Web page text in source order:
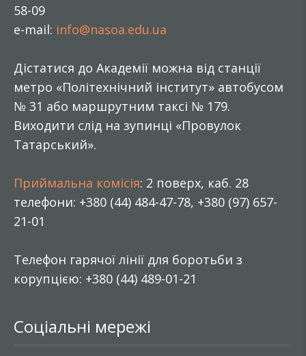
58-09
e-mail: info@nasoa.edu.ua
Дістатися до Академії можна від станції
метро «Політехнічний інститут» автобусом
№ 31 або маршрутним таксі № 179.
Виходити слід на зупинці «Провулок
Татарський».
Приймальна комісія: 2 поверх, каб. 28
телефони: +380 (44) 484-47-78, +380 (97) 657-
21-01
Телефон гарячої лінії для боротьби з
корупцією: +380 (44) 489-01-21
Соціальні мережі